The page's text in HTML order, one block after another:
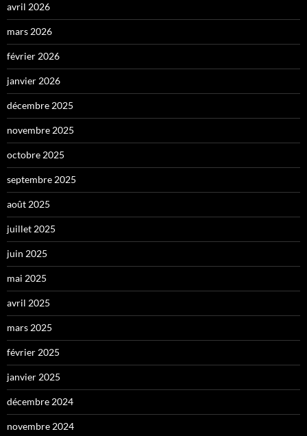
avril 2026
mars 2026
février 2026
janvier 2026
décembre 2025
novembre 2025
octobre 2025
septembre 2025
août 2025
juillet 2025
juin 2025
mai 2025
avril 2025
mars 2025
février 2025
janvier 2025
décembre 2024
novembre 2024